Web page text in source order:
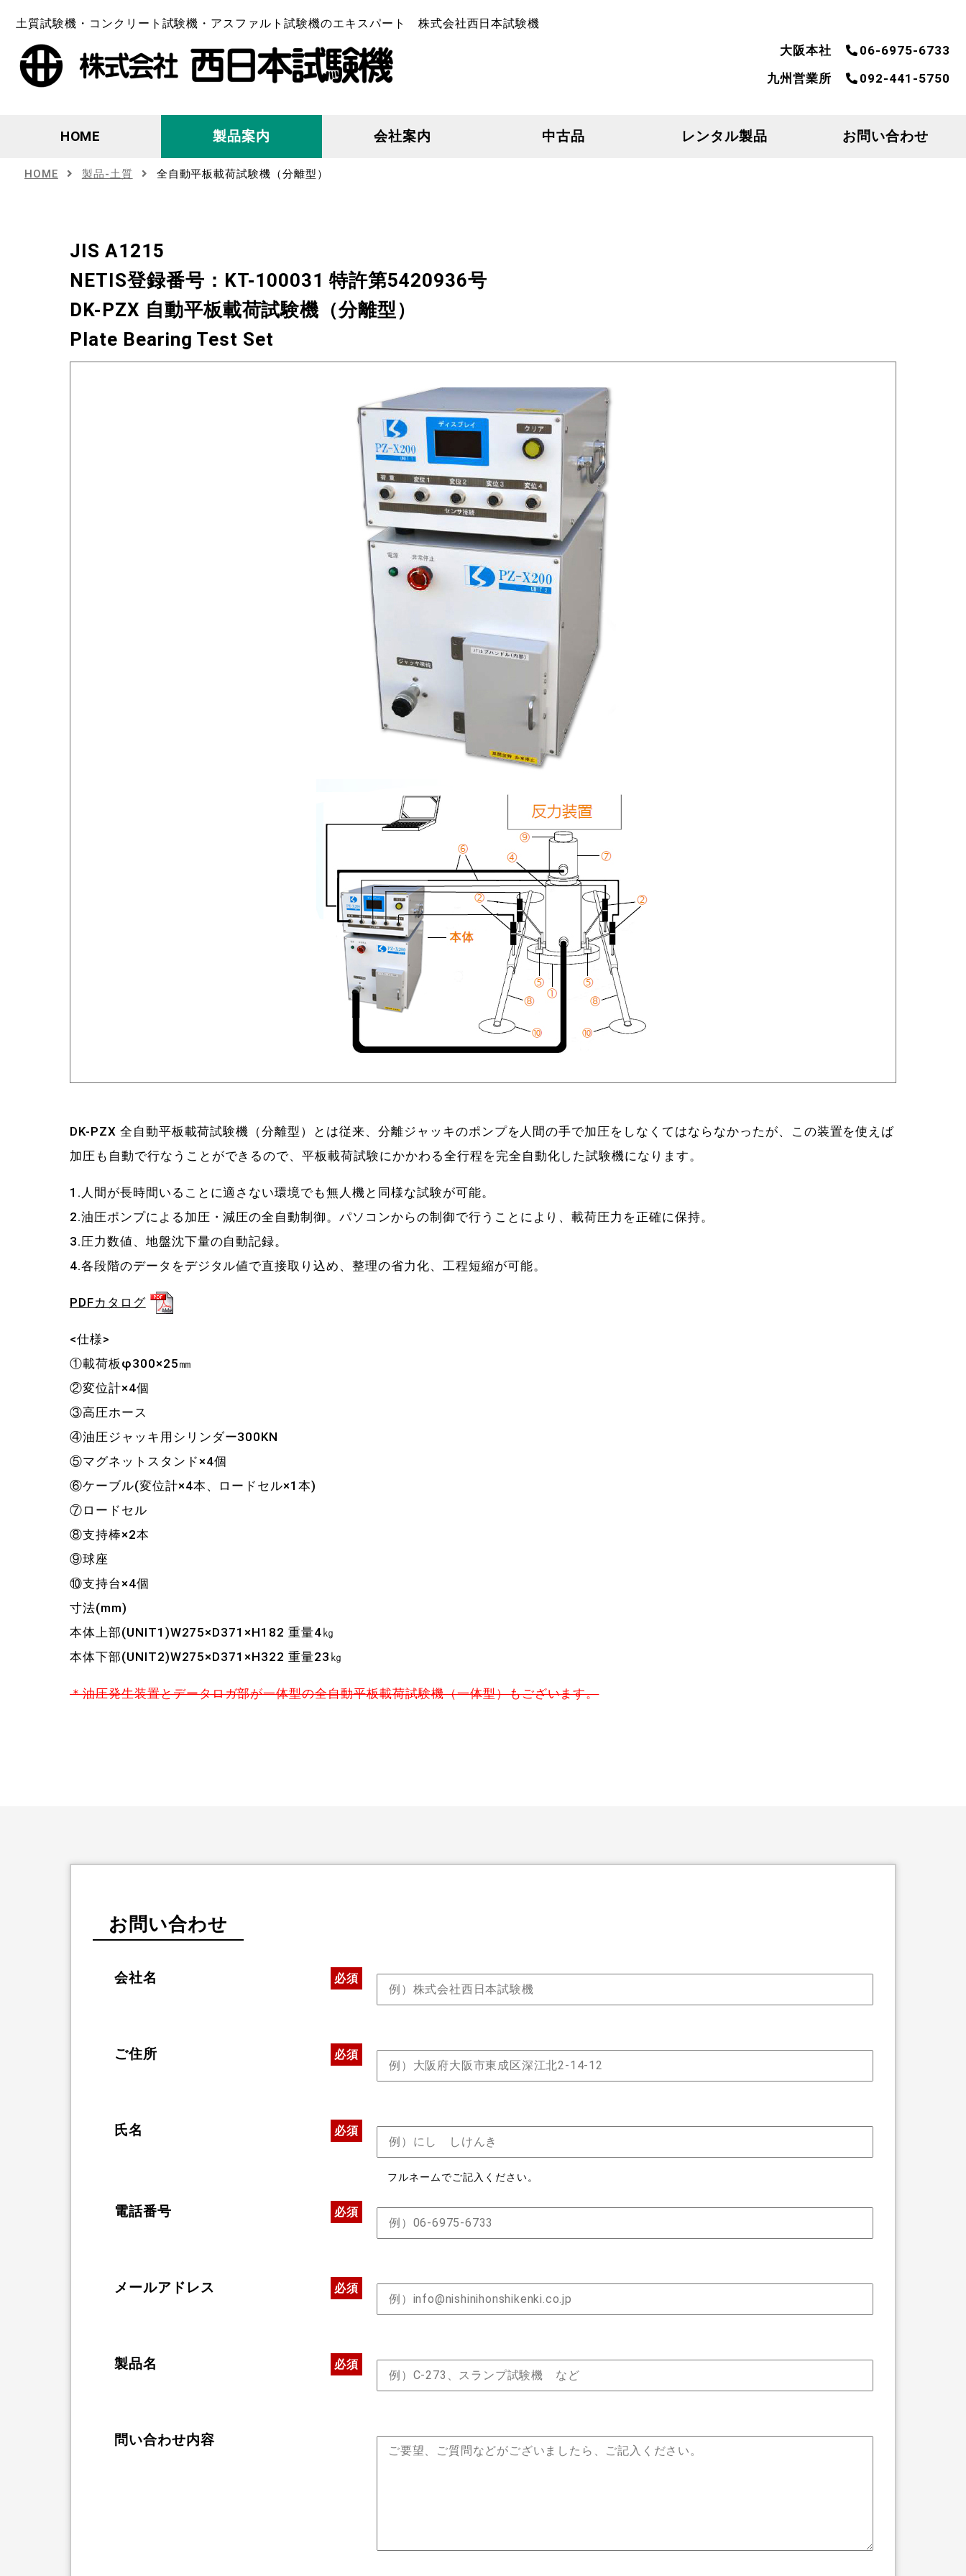
土質試験機・コンクリート試験機・アスファルト試験機のエキスパート 株式会社西日本試験機
大阪本社
06-6975-6733
九州営業所
092-441-5750
HOME 製品案内 会社案内 中古品 レンタル製品 お問い合わせ
HOME 製品-土質 全自動平板載荷試験機（分離型）
JIS A1215
NETIS登録番号：KT-100031 特許第5420936号
DK-PZX 自動平板載荷試験機（分離型）
Plate Bearing Test Set
DK-PZX 全自動平板載荷試験機（分離型）とは従来、分離ジャッキのポンプを人間の手で加圧をしなくてはならなかったが、この装置を使えば
加圧も自動で行なうことができるので、平板載荷試験にかかわる全行程を完全自動化した試験機になります。
1.人間が長時間いることに適さない環境でも無人機と同様な試験が可能。
2.油圧ポンプによる加圧・減圧の全自動制御。パソコンからの制御で行うことにより、載荷圧力を正確に保持。
3.圧力数値、地盤沈下量の自動記録。
4.各段階のデータをデジタル値で直接取り込め、整理の省力化、工程短縮が可能。
PDFカタログ
<仕様>
①載荷板φ300×25㎜
②変位計×4個
③高圧ホース
④油圧ジャッキ用シリンダー300KN
⑤マグネットスタンド×4個
⑥ケーブル(変位計×4本、ロードセル×1本)
⑦ロードセル
⑧支持棒×2本
⑨球座
⑩支持台×4個
寸法(mm)
本体上部(UNIT1)W275×D371×H182 重量4㎏
本体下部(UNIT2)W275×D371×H322 重量23㎏
＊油圧発生装置とデータロガ部が一体型の全自動平板載荷試験機（一体型）もございます。
お問い合わせ
会社名 必須
ご住所 必須
氏名 必須
フルネームでご記入ください。
電話番号 必須
メールアドレス 必須
製品名 必須
問い合わせ内容